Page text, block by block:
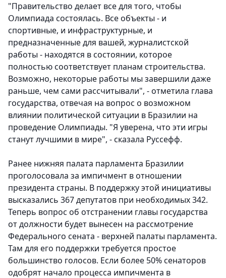
"Правительство делает все для того, чтобы
Олимпиада состоялась. Все объекты - и
спортивные, и инфраструктурные, и
предназначенные для вашей, журналистской
работы - находятся в состоянии, которое
полностью соответствует планам строительства.
Возможно, некоторые работы мы завершили даже
раньше, чем сами рассчитывали", - отметила глава
государства, отвечая на вопрос о возможном
влиянии политической ситуации в Бразилии на
проведение Олимпиады. "Я уверена, что эти игры
станут лучшими в мире", - сказала Руссефф.
Ранее нижняя палата парламента Бразилии
проголосовала за импичмент в отношении
президента страны. В поддержку этой инициативы
высказались 367 депутатов при необходимых 342.
Теперь вопрос об отстранении главы государства
от должности будет вынесен на рассмотрение
Федерального сената - верхней палаты парламента.
Там для его поддержки требуется простое
большинство голосов. Если более 50% сенаторов
одобрят начало процесса импичмента в